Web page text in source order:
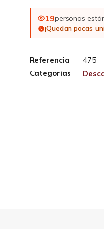
19personas
¡Quedan pocas
Referencia
475
Categorías